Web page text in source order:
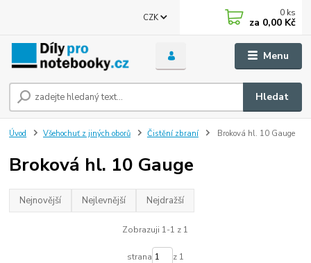
Menu
CZK
Hledat
0 ks
za 0,00 Kč
Úvod Všehochuť z jiných oborů Čistění zbraní Broková hl. 10 Gauge
Broková hl. 10 Gauge
Nejnovější Nejlevnější Nejdražší
Zobrazuji 1-1 z 1
strana z 1